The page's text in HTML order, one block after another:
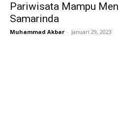
Pariwisata Mampu
Samarinda
Muhammad Akbar - Januari 29, 2023